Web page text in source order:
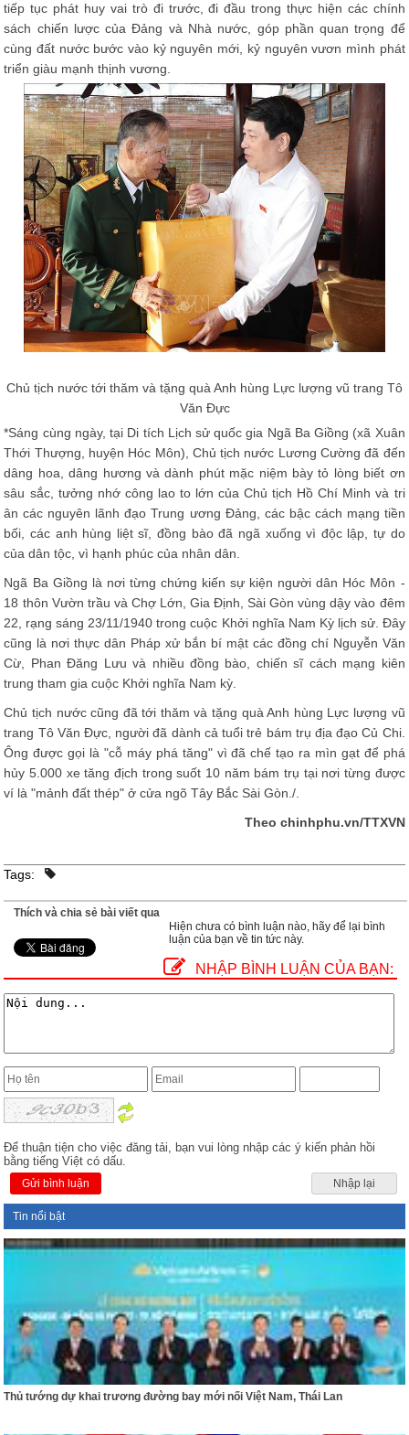
tiếp tục phát huy vai trò đi trước, đi đầu trong thực hiện các chính
sách chiến lược của Đảng và Nhà nước, góp phần quan trọng để
cùng đất nước bước vào kỷ nguyên mới, kỷ nguyên vươn mình phát
triển giàu mạnh thịnh vương.
Chủ tịch nước tới thăm và tặng quà Anh hùng Lực lượng vũ trang Tô
Văn Đực
*Sáng cùng ngày, tại Di tích Lịch sử quốc gia Ngã Ba Giồng (xã Xuân
Thới Thượng, huyện Hóc Môn), Chủ tịch nước Lương Cường đã đến
dâng hoa, dâng hương và dành phút mặc niệm bày tỏ lòng biết ơn
sâu sắc, tưởng nhớ công lao to lớn của Chủ tịch Hồ Chí Minh và tri
ân các nguyên lãnh đạo Trung ương Đảng, các bậc cách mạng tiền
bối, các anh hùng liệt sĩ, đồng bào đã ngã xuống vì độc lập, tự do
của dân tộc, vì hạnh phúc của nhân dân.
Ngã Ba Giồng là nơi từng chứng kiến sự kiện người dân Hóc Môn -
18 thôn Vườn trầu và Chợ Lớn, Gia Ðịnh, Sài Gòn vùng dậy vào đêm
22, rạng sáng 23/11/1940 trong cuộc Khởi nghĩa Nam Kỳ lịch sử. Đây
cũng là nơi thực dân Pháp xử bắn bí mật các đồng chí Nguyễn Văn
Cừ, Phan Đăng Lưu và nhiều đồng bào, chiến sĩ cách mạng kiên
trung tham gia cuộc Khởi nghĩa Nam kỳ.
Chủ tịch nước cũng đã tới thăm và tặng quà Anh hùng Lực lượng vũ
trang Tô Văn Đực, người đã dành cả tuổi trẻ bám trụ địa đạo Củ Chi.
Ông được gọi là "cỗ máy phá tăng" vì đã chế tạo ra mìn gạt để phá
hủy 5.000 xe tăng địch trong suốt 10 năm bám trụ tại nơi từng được
ví là "mảnh đất thép" ở cửa ngõ Tây Bắc Sài Gòn./.
Theo chinhphu.vn/TTXVN
Tags:
Thích và chia sẻ bài viết qua
Hiện chưa có bình luận nào, hãy để lại bình
luận của bạn về tin tức này.
NHẬP BÌNH LUẬN CỦA BẠN:
Để thuận tiện cho việc đăng tải, bạn vui lòng nhập các ý kiến phản hồi
bằng tiếng Việt có dấu.
Gửi bình luận Nhập lại
Tin nổi bật
Thủ tướng dự khai trương đường bay mới nối Việt Nam, Thái Lan